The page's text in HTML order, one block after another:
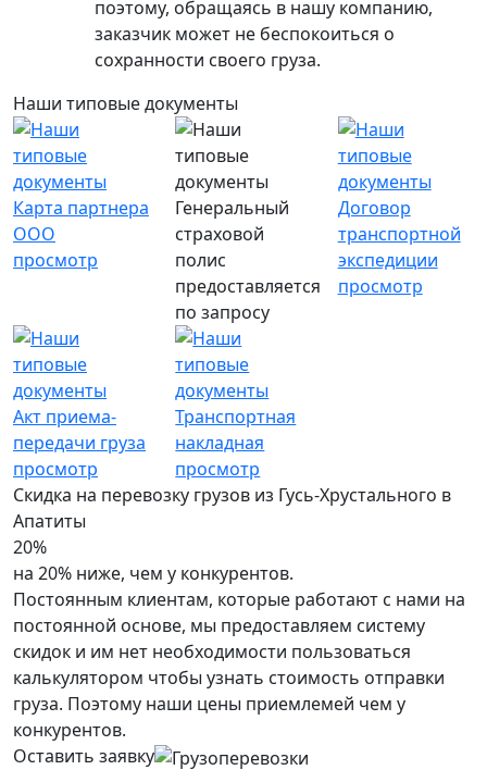
поэтому, обращаясь в нашу компанию,
заказчик может не беспокоиться о
сохранности своего груза.
Наши типовые документы
Карта партнера
ООО
просмотр
Генеральный
страховой
полис
предоставляется
по запросу
Договор
транспортной
экспедиции
просмотр
Акт приема-
передачи груза
просмотр
Транспортная
накладная
просмотр
Скидка на перевозку грузов из Гусь-Хрустального в
Апатиты
20%
на 20% ниже, чем у конкурентов.
Постоянным клиентам, которые работают с нами на
постоянной основе, мы предоставляем систему
скидок и им нет необходимости пользоваться
калькулятором чтобы узнать стоимость отправки
груза. Поэтому наши цены приемлемей чем у
конкурентов.
Оставить заявку